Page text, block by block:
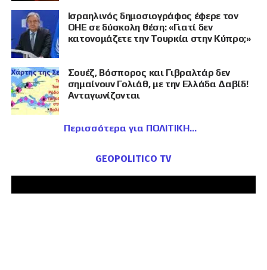
Ισραηλινός δημοσιογράφος έφερε τον
ΟΗΕ σε δύσκολη θέση: «Γιατί δεν
κατονομάζετε την Τουρκία στην Κύπρο;»
Σουέζ, Βόσπορος και Γιβραλτάρ δεν
σημαίνουν Γολιάθ, με την Ελλάδα Δαβίδ!
Ανταγωνίζονται
Περισσότερα για ΠΟΛΙΤΙΚΗ
GEOPOLITICO TV